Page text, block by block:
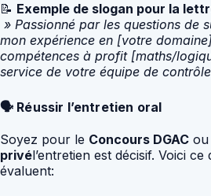
📝 Exemple de slogan pour la
» Passionné par les questions de
mon expérience en [votre
compétences à profit [maths/
service de votre équipe de
🗣 Réussir l’entretien oral
Soyez pour le Concours DGAC
privél’entretien est décisif. Voici
évaluent: